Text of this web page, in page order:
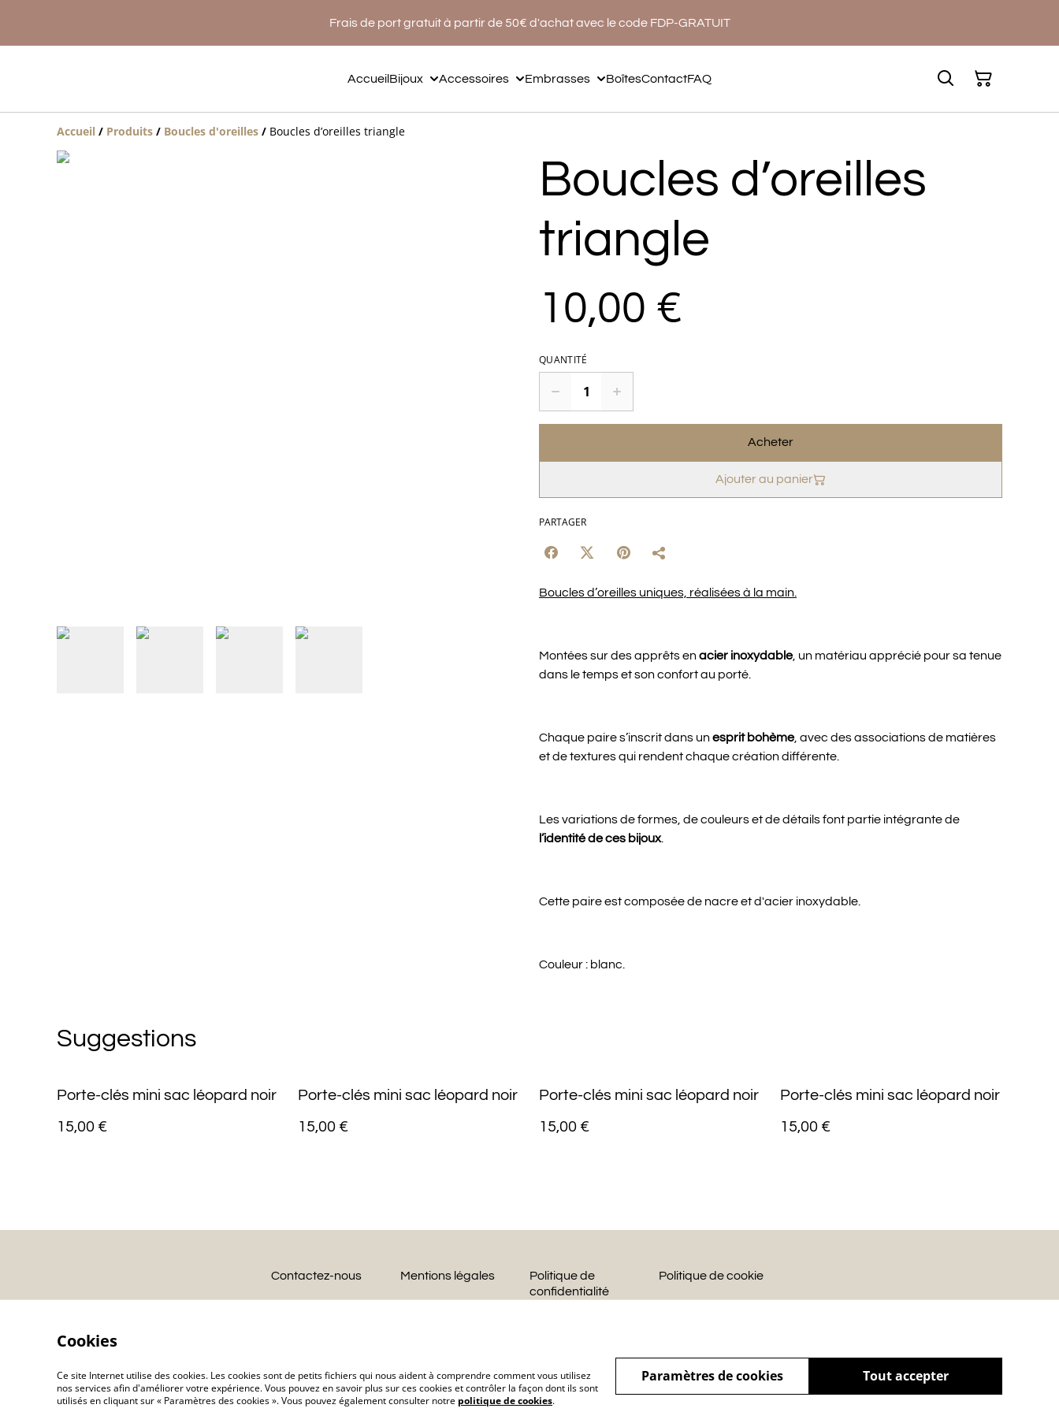
Frais de port gratuit à partir de 50€ d'achat avec le code FDP-GRATUIT
AccueilBijoux Accessoires Embrasses BoîtesContactFAQ
Accueil / Produits / Boucles d'oreilles / Boucles d’oreilles triangle
Boucles d’oreilles
triangle
10,00 €
QUANTITÉ
Acheter
Ajouter au panier
PARTAGER
Boucles d’oreilles uniques, réalisées à la main.
Montées sur des apprêts enacier inoxydable, un matériau apprécié pour sa tenue
dans le temps et son confort au porté.
Chaque paire s’inscrit dans unesprit bohème, avec des associations de matières
et de textures qui rendent chaque création différente.
Les variations de formes, de couleurs et de détails font partie intégrante de
l’identité de ces bijoux.
Cette paire est composée de nacre et d'acier inoxydable.
Couleur : blanc.
Suggestions
Porte-clés mini sac léopard noir
15,00 €
Porte-clés mini sac léopard noir
15,00 €
Porte-clés mini sac léopard noir
15,00 €
Porte-clés mini sac léopard noir
15,00 €
Contactez-nous Mentions légales
Politique de
confidentialité
Politique de cookie
©2026 Charlolili
Cookies
Ce site Internet utilise des cookies. Les cookies sont de petits fichiers qui nous aident à comprendre comment vous utilisez
nos services afin d'améliorer votre expérience. Vous pouvez en savoir plus sur ces cookies et contrôler la façon dont ils sont
utilisés en cliquant sur « Paramètres des cookies ». Vous pouvez également consulter notre politique de cookies.
Tout accepter
Paramètres de cookies